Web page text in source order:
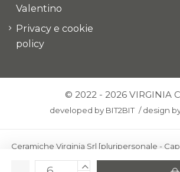
Valentino
Privacy e cookie
policy
© 2022 - 2026 VIRGINIA
developed by BIT2BIT /design
Ceramiche Virginia Srl [pluripersonale -
euro i.v.] - Via Virginio 378 – 50025